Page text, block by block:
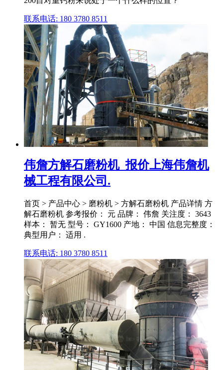
联系电话: 180 3780 8511
伟詹方解石磨粉机_报价上海伟詹机
械工程有限公司.
首页 > 产品中心 > 磨粉机 > 方解石磨粉机 产品详情 方
解石磨粉机 参考报价： 元 品牌： 伟詹 关注度： 3643
样本： 暂无 型号： GY1600 产地： 中国 信息完整度：
典型用户： 适用 .
联系电话: 180 3780 8511